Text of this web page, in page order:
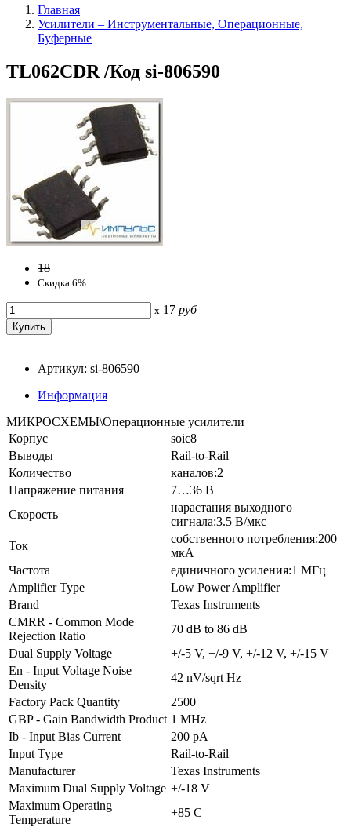
Главная
Усилители – Инструментальные, Операционные,
Буферные
TL062CDR /Код si-806590
18
Скидка 6%
x 17 руб
Артикул: si-806590
Информация
МИКРОСХЕМЫ\Операционные усилители
Корпус
soic8
Выводы
Rail-to-Rail
Количество
каналов:2
Напряжение питания
7…36 В
Скорость
нарастания выходного
сигнала:3.5 В/мкс
Ток
собственного потребления:200
мкА
Частота
единичного усиления:1 МГц
Amplifier Type
Low Power Amplifier
Brand
Texas Instruments
CMRR - Common Mode
Rejection Ratio
70 dB to 86 dB
Dual Supply Voltage
+/-5 V, +/-9 V, +/-12 V, +/-15 V
En - Input Voltage Noise
Density
42 nV/sqrt Hz
Factory Pack Quantity
2500
GBP - Gain Bandwidth Product 1 MHz
Ib - Input Bias Current
200 pA
Input Type
Rail-to-Rail
Manufacturer
Texas Instruments
Maximum Dual Supply Voltage +/-18 V
Maximum Operating
Temperature
+85 C